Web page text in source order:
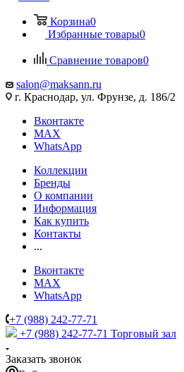
Корзина0
Избранные товары0
Сравнение товаров0
salon@maksann.ru
г. Краснодар, ул. Фрунзе, д. 186/2
Вконтакте
MAX
WhatsApp
Коллекции
Бренды
О компании
Информация
Как купить
Контакты
...
Вконтакте
MAX
WhatsApp
+7 (988) 242-77-71
+7 (988) 242-77-71 Торговый зал
Заказать звонок